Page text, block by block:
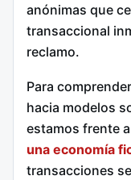
anónimas que
transaccional
reclamo.
Para
hacia modelos
estamos frente
una economía
transacciones